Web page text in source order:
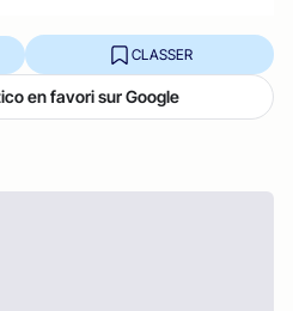
CLASSER
en favori sur Google